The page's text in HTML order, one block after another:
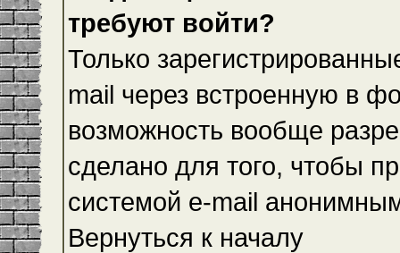
требуют войти?
Только
mail через встроенную в
возможность вообще
сделано для того, чтобы
системой e-mail
Вернуться к началу